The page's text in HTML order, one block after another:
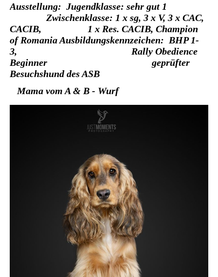
Ausstellung: Jugendklasse: sehr gut 1
Zwischenklasse: 1 x sg, 3 x V, 3 x CAC,
CACIB, 1 x Res. CACIB, Champion
of Romania Ausbildungskennzeichen: BHP 1-
3, Rally Obedience
Beginner geprüfter
Besuchshund des ASB
Mama vom A & B - Wurf